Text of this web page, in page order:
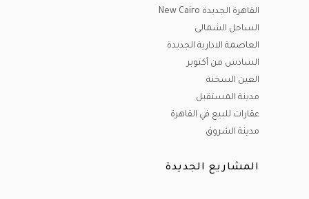
القاهرة الجديدة New Cairo
الساحل الشمالى
العاصمة الادارية الجديدة
السادس من أكتوبر
العين السخنة
مدينة المستقبل
عقارات للبيع في القاهرة
مدينة الشروق
المشاريع الجديدة